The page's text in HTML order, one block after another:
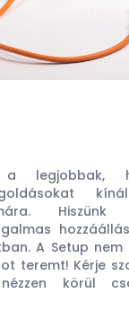
a legjobbak,
A Setup nem
teremt! Kérje
körül